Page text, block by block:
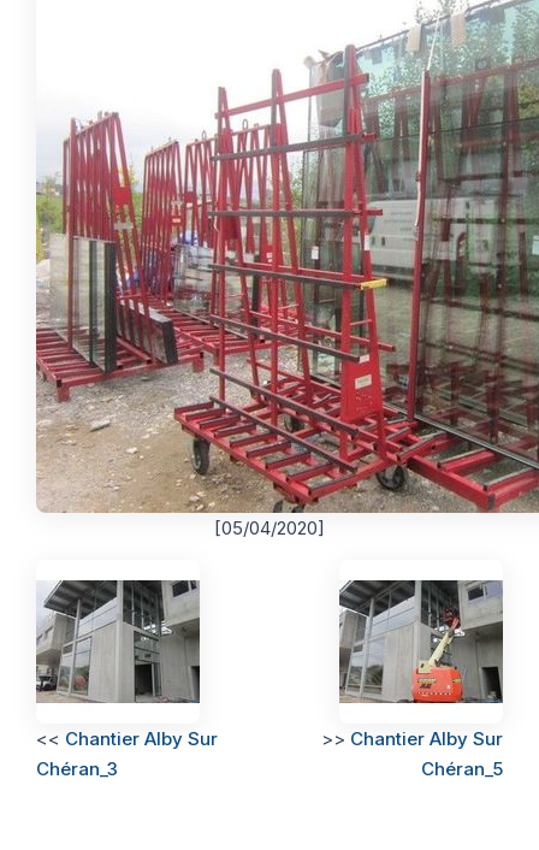
[05/04/2020]
<< Chantier Alby Sur
Chéran_3
>> Chantier Alby Sur
Chéran_5